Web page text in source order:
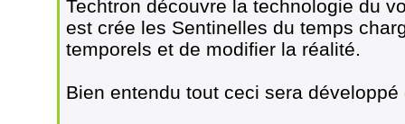
Techtron découvre la technologie du
est crée les Sentinelles du temps
temporels et de modifier la réalité.
Bien entendu tout ceci sera